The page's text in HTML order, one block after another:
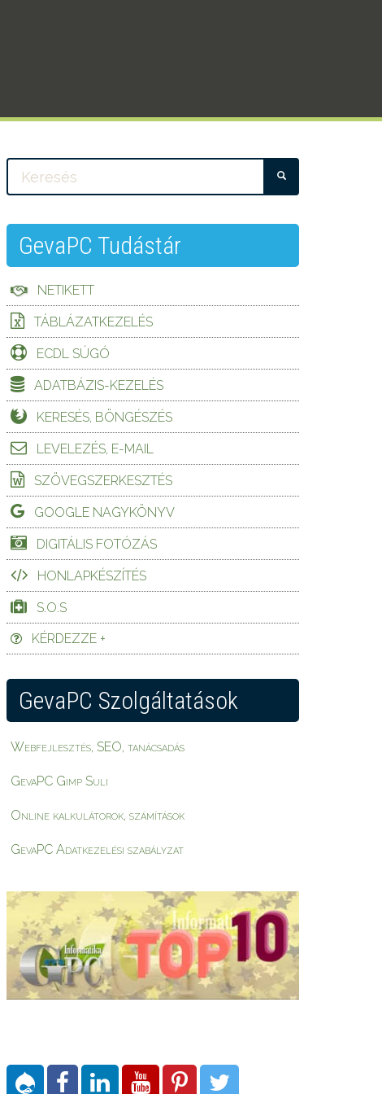
GevaPC Tudástár
NETIKETT
TÁBLÁZATKEZELÉS
ECDL SÚGÓ
ADATBÁZIS-KEZELÉS
KERESÉS, BÖNGÉSZÉS
LEVELEZÉS, E-MAIL
SZÖVEGSZERKESZTÉS
GOOGLE NAGYKÖNYV
DIGITÁLIS FOTÓZÁS
HONLAPKÉSZÍTÉS
S.O.S
KÉRDEZZE +
GevaPC Szolgáltatások
Webfejlesztés, SEO, tanácsadás
GevaPC Gimp Suli
Online kalkulátorok, számítások
GevaPC Adatkezelési szabályzat